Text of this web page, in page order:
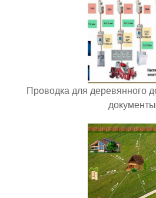
Проводка для деревянного
документы